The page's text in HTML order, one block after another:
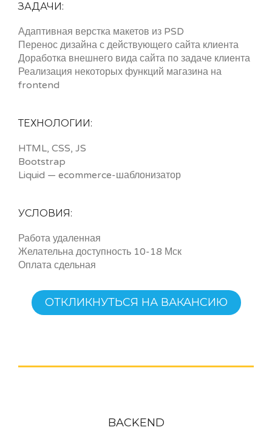
ЗАДАЧИ:
Адаптивная верстка макетов из PSD
Перенос дизайна с действующего сайта клиента
Доработка внешнего вида сайта по задаче клиента
Реализация некоторых функций магазина на
frontend
ТЕХНОЛОГИИ:
HTML, CSS, JS
Bootstrap
Liquid — ecommerce-шаблонизатор
УСЛОВИЯ:
Работа удаленная
Желательна доступность 10-18 Мск
Оплата сдельная
ОТКЛИКНУТЬСЯ НА ВАКАНСИЮ
BACKEND